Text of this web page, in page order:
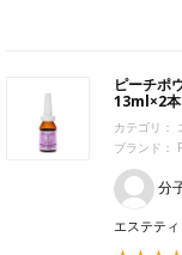
ピーチポ
13ml×2本
カテゴリ：
ブランド：
分
エステテ